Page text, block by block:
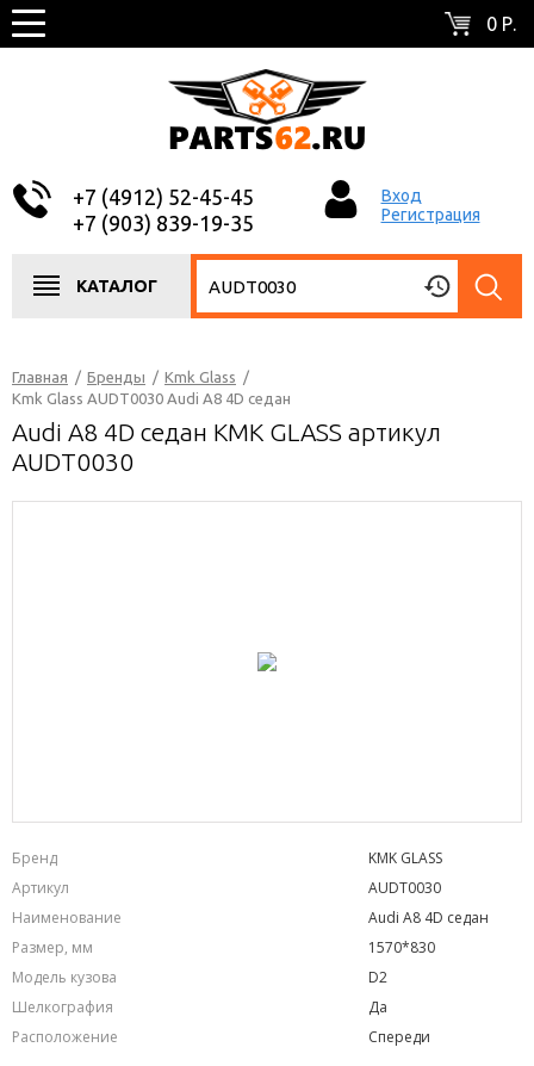
0 Р.
+7 (4912) 52-45-45
+7 (903) 839-19-35
Вход
Регистрация
КАТАЛОГ
Главная / Бренды / Kmk Glass /
Kmk Glass AUDT0030 Audi A8 4D седан
Audi A8 4D седан KMK GLASS артикул
AUDT0030
Бренд
KMK GLASS
Артикул
AUDT0030
Наименование
Audi A8 4D седан
Размер, мм
1570*830
Модель кузова
D2
Шелкография
Да
Расположение
Спереди